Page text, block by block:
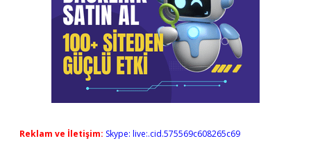
Reklam ve İletişim: Skype: live:.cid.575569c608265c69